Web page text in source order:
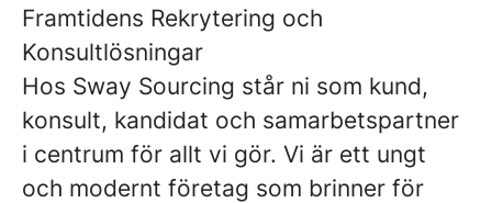
Framtidens Rekrytering och
Konsultlösningar
Hos Sway Sourcing står ni som kund,
konsult, kandidat och samarbetspartner
i centrum för allt vi gör. Vi är ett ungt
och modernt företag som brinner för